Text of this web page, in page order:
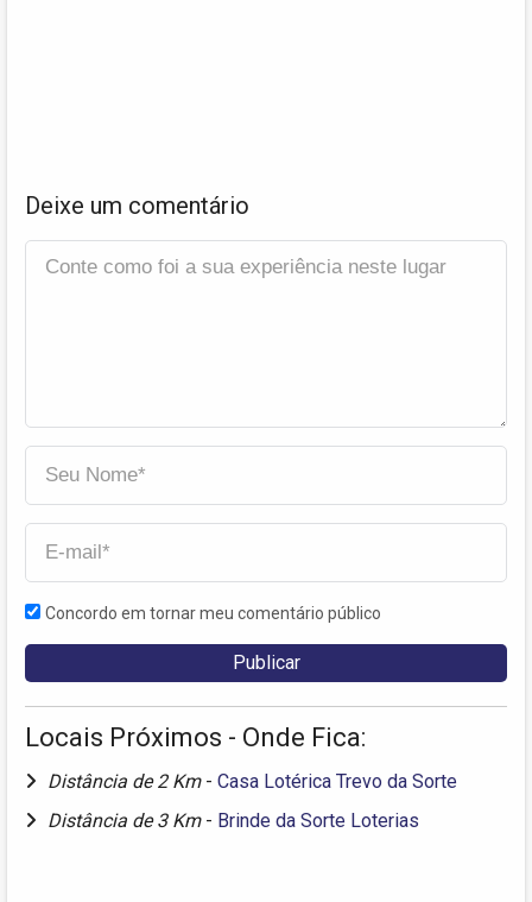
Deixe um comentário
Concordo em tornar meu comentário público
Locais Próximos - Onde Fica:
Distância de 2 Km - Casa Lotérica Trevo da Sorte
Distância de 3 Km - Brinde da Sorte Loterias